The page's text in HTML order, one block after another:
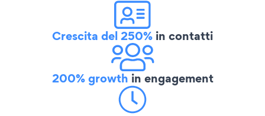
Crescita del 250% in contatti
200% growth in engagement